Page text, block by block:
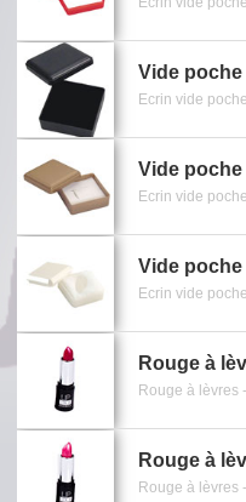
Vide poche
Vide poche
Vide poche
Rouge à
Rouge à